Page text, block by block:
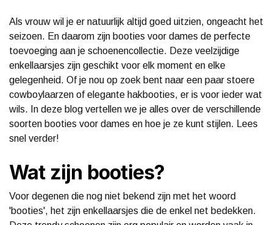
Als vrouw wil je er natuurlijk altijd goed uitzien, ongeacht het
seizoen. En daarom zijn booties voor dames de perfecte
toevoeging aan je schoenencollectie. Deze veelzijdige
enkellaarsjes zijn geschikt voor elk moment en elke
gelegenheid. Of je nou op zoek bent naar een paar stoere
cowboylaarzen of elegante hakbooties, er is voor ieder wat
wils. In deze blog vertellen we je alles over de verschillende
soorten booties voor dames en hoe je ze kunt stijlen. Lees
snel verder!
Wat zijn booties?
Voor degenen die nog niet bekend zijn met het woord
'booties', het zijn enkellaarsjes die de enkel net bedekken.